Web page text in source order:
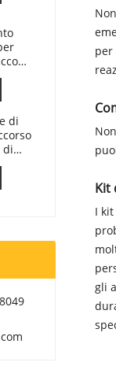
per
Kit
I
gli
di
di
DM